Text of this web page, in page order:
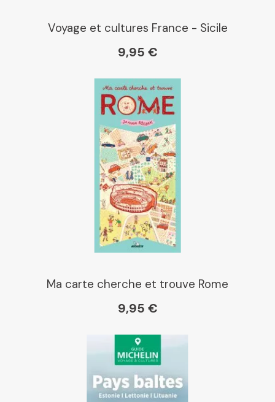
Voyage et cultures France - Sicile
9,95 €
Ma carte cherche et trouve Rome
9,95 €